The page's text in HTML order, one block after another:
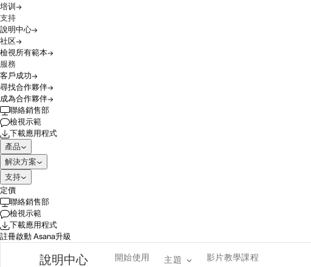
培训
支持
說明中心
社区
檢視所有範本
服務
客戶成功
尋找合作夥伴
成為合作夥伴
聯絡銷售部
檢視示範
下載應用程式
產品
解決方案
支持
定價
聯絡銷售部
檢視示範
下載應用程式
註冊啟動 Asana升級
說明中心 開始使用 主題 影片教學課程